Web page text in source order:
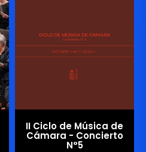
II Ciclo de Música de
Cámara - Concierto
N°5